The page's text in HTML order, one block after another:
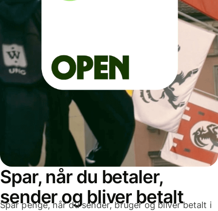
Spar, når du betaler,
sender og bliver betalt
Spar penge, når du sender, bruger og bliver betalt i